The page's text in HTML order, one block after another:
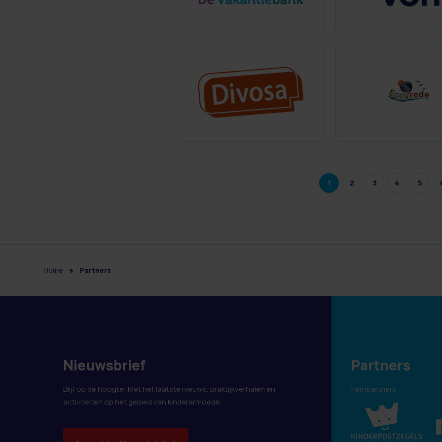
1 2 3 4 5
Home Partners
Nieuwsbrief
Blijf op de hoogte! Met het laatste nieuws, praktijkverhalen en
activiteiten op het gebied van kinderarmoede.
Partners
Kernpartners: